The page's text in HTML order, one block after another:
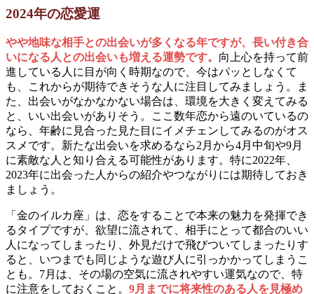
2024年の恋愛運
やや地味な相手との出会いが多くなる年ですが、長い付き合
いになる人との出会いも増える運勢です。 向上心を持って前
進している人に目が向く時期なので、今はパッとしなくて
も、これからが期待できそうな人に注目してみましょう。ま
た、出会いがなかなかない場合は、環境を大きく変えてみる
と、いい出会いがありそう。ここ数年恋から遠のいているの
なら、年齢に見合った見た目にイメチェンしてみるのがオス
スメです。新たな出会いを求めるなら2月から4月中旬や9月
に素敵な人と知り合える可能性があります。特に2022年、
2023年に出会った人からの紹介やつながりには期待しておき
ましょう。
「金のイルカ座」は、恋をすることで本来の魅力を発揮でき
るタイプですが、欲望に流されて、相手にとって都合のいい
人になってしまったり、外見だけで飛びついてしまったりす
ると、いつまでも同じような遊び人に引っかかってしまうこ
とも。7月は、その場の空気に流されやすい運気なので、特
に注意をしておくこと。 9月までに将来性のある人を見極め